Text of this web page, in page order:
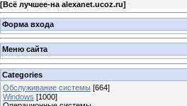
[Всё лучшее-на alexanet.ucoz.ru]
Форма входа
Меню сайта
Categories
Обслуживание системы [664]
Windows [1000]